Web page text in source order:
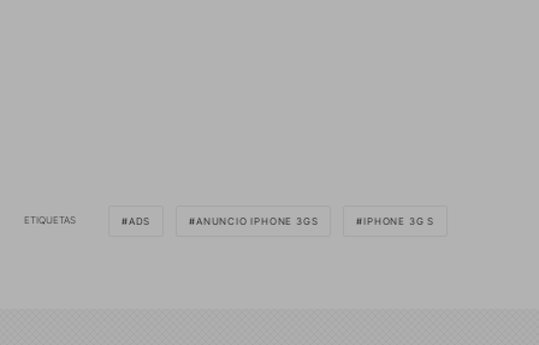
ETIQUETAS ADS ANUNCIO IPHONE 3GS IPHONE 3G S